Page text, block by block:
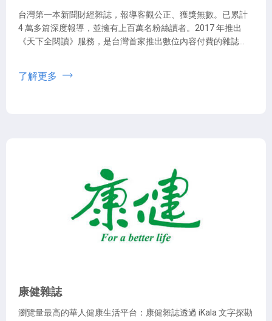
台灣第一本新聞財經雜誌，報導客觀公正、獲獎無數。已累計
4 萬多篇深度報導，並擁有上百萬名粉絲讀者。2017 年推出
《天下全閱讀》服務，是台灣首家推出數位內容付費的雜誌媒
了解更多
康健雜誌
瀏覽量最高的華人健康生活平台：康健雜誌透過 iKala 文字探勘